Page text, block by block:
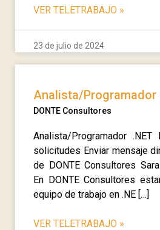
VER TELETRABAJO »
23 de julio de 2024
Analista/Programador
DONTE Consultores
Analista/Programador
solicitudes Enviar mensaje
de DONTE Consultores
En DONTE Consultores
equipo de trabajo en .NE […]
VER TELETRABAJO »